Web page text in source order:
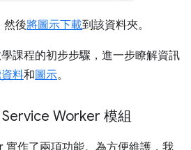
然後將圖示下載到該資料夾。
課程的初步步驟，進一步瞭解資訊
料和圖示。
Worker 模組
實作了兩項功能。為方便維護，我